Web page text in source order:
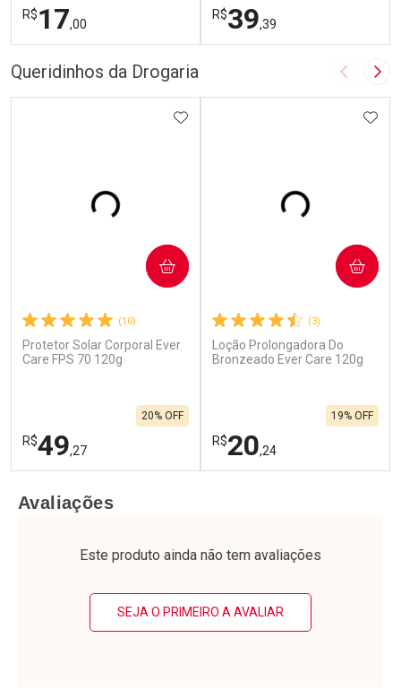
R$17,00
Ativar Desconto
R$39,39
Ativar Desconto
Queridinhos da Drogaria Imagem
(10)
Protetor Solar Corporal Ever
Care FPS 70 120g
R$49,27
20% OFF
ADICIONAR AOS FAVORITOS
COMPRAR
Laboratório
Por Menos
(3)
Loção Prolongadora Do
Bronzeado Ever Care 120g
R$20,24
19% OFF
COMPRAR
Laboratório
Por Menos
Avaliações
Este produto ainda não tem avaliações
SEJA O PRIMEIRO A AVALIAR